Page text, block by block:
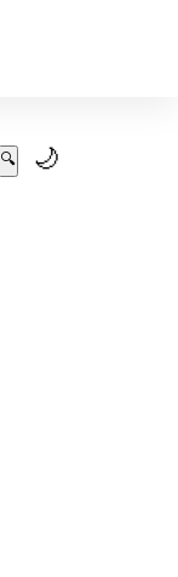
🔍 🌙